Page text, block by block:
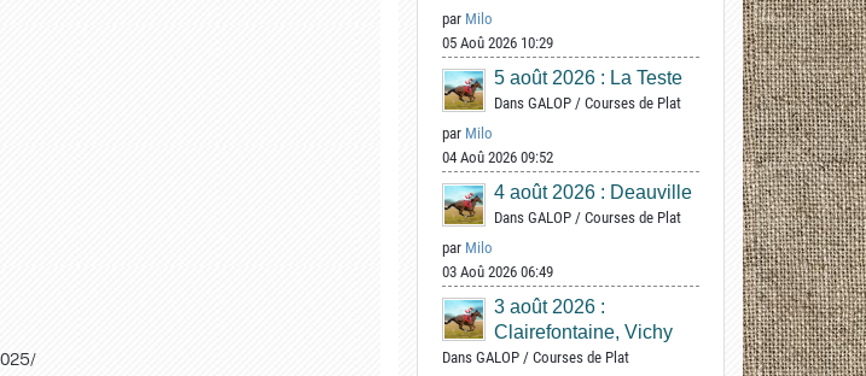
/
par Milo
05 Aoû 2026 10:29
5 août 2026 : La Teste
Dans GALOP / Courses de Plat
par Milo
04 Aoû 2026 09:52
4 août 2026 : Deauville
Dans GALOP / Courses de Plat
par Milo
03 Aoû 2026 06:49
3 août 2026 :
Clairefontaine, Vichy
Dans GALOP / Courses de Plat